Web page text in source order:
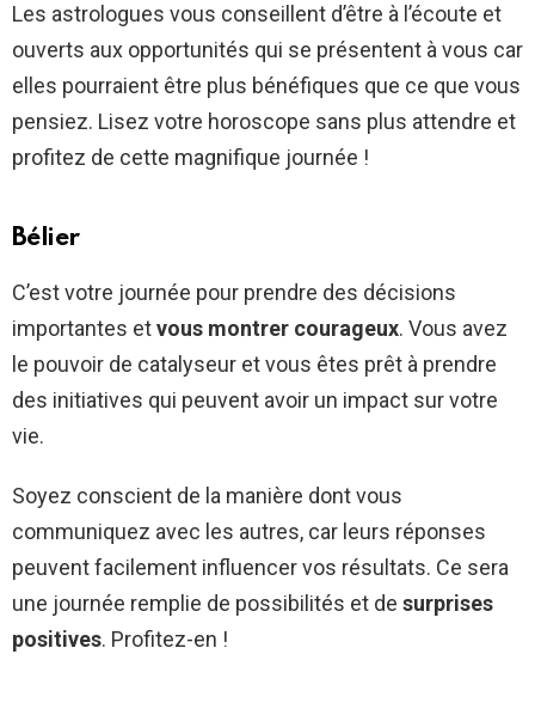
Les astrologues vous conseillent d’être à l’écoute et
ouverts aux opportunités qui se présentent à vous car
elles pourraient être plus bénéfiques que ce que vous
pensiez. Lisez votre horoscope sans plus attendre et
profitez de cette magnifique journée !
Bélier
C’est votre journée pour prendre des décisions
importantes etvous montrer courageux. Vous avez
le pouvoir de catalyseur et vous êtes prêt à prendre
des initiatives qui peuvent avoir un impact sur votre
vie.
Soyez conscient de la manière dont vous
communiquez avec les autres, car leurs réponses
peuvent facilement influencer vos résultats. Ce sera
une journée remplie de possibilités et de surprises
positives. Profitez-en !